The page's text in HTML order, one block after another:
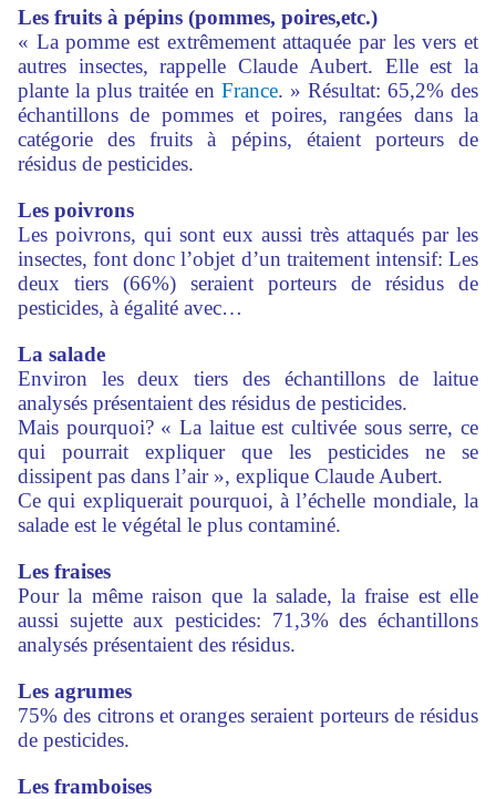
Les fruits à pépins (pommes, poires,etc.)
« La pomme est extrêmement attaquée par les vers et
autres insectes, rappelle Claude Aubert. Elle est la
plante la plus traitée en France. » Résultat: 65,2% des
échantillons de pommes et poires, rangées dans la
catégorie des fruits à pépins, étaient porteurs de
résidus de pesticides.
Les poivrons
Les poivrons, qui sont eux aussi très attaqués par les
insectes, font donc l’objet d’un traitement intensif: Les
deux tiers (66%) seraient porteurs de résidus de
pesticides, à égalité avec…
La salade
Environ les deux tiers des échantillons de laitue
analysés présentaient des résidus de pesticides.
Mais pourquoi? « La laitue est cultivée sous serre, ce
qui pourrait expliquer que les pesticides ne se
dissipent pas dans l’air », explique Claude Aubert.
Ce qui expliquerait pourquoi, à l’échelle mondiale, la
salade est le végétal le plus contaminé.
Les fraises
Pour la même raison que la salade, la fraise est elle
aussi sujette aux pesticides: 71,3% des échantillons
analysés présentaient des résidus.
Les agrumes
75% des citrons et oranges seraient porteurs de résidus
de pesticides.
Les framboises